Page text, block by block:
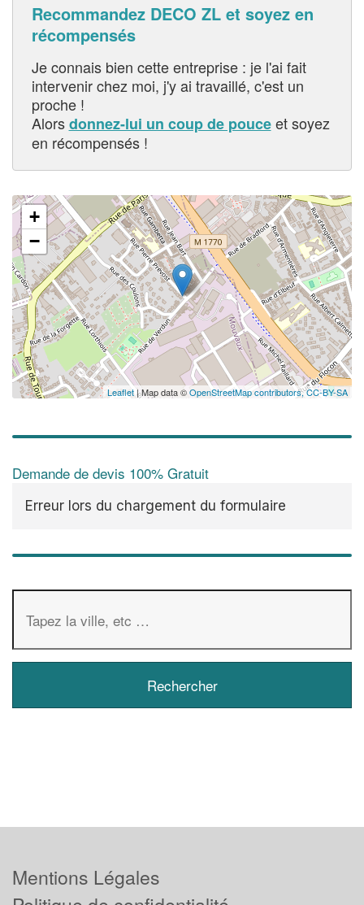
Recommandez DECO ZL et soyez en
récompensés
Je connais bien cette entreprise : je l'ai fait
intervenir chez moi, j'y ai travaillé, c'est un
proche !
Alorsdonnez-lui un coup de pouceet soyez
en récompensés !
+
−
Leaflet| Map data ©OpenStreetMap contributors,CC-BY-SA
Demande de devis 100% Gratuit
Erreur lors du chargement du formulaire
Mentions Légales